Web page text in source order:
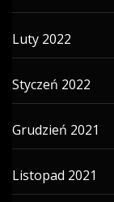
Luty 2022
Styczeń 2022
Grudzień 2021
Listopad 2021